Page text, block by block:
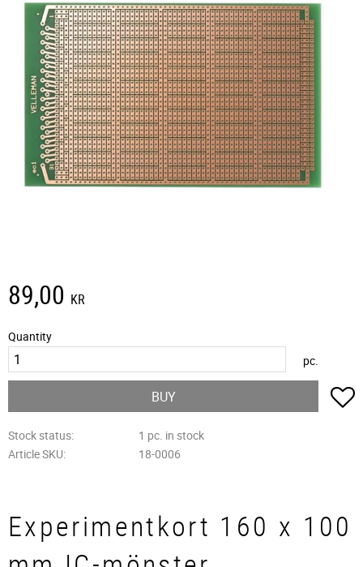
89,00 KR
Quantity
pc.
BUY
Stock status
1 pc. in stock
Article SKU
18-0006
Experimentkort 160 x 100